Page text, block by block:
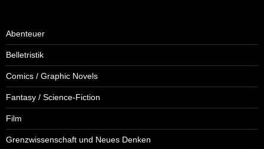
Abenteuer
Belletristik
Comics / Graphic Novels
Fantasy / Science-Fiction
Film
Grenzwissenschaft und Neues Denken